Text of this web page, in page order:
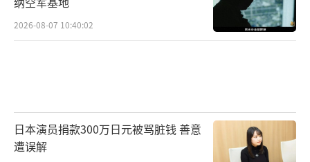
2026-08-07 10:40:02
日本演员捐款300万日元被骂脏钱 善意
遭误解